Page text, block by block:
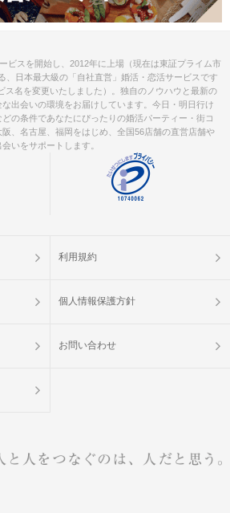
ビスを開始し、2012年に上場（現在は東証プライム市
、日本最大級の「自社直営」婚活・恋活サービスです
ス名を変更いたしました）。独自のノウハウと最新の
出会いの環境をお届けしています。今日・明日行け
の条件であなたにぴったりの婚活パーティー・街コ
、名古屋、福岡をはじめ、全国56店舗の直営店舗や
いをサポートします。
利用規約
個人情報保護方針
お問い合わせ